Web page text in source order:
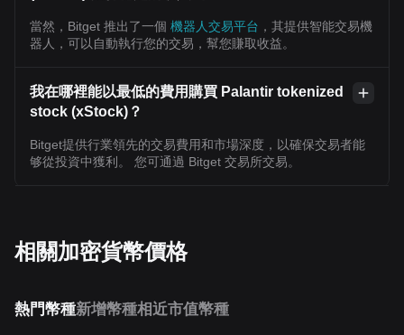
當然，Bitget 推出了一個 機器人交易平台 ，其提供智能交易機
器人，可以自動執行您的交易，幫您賺取收益。
我在哪裡能以最低的費用購買 Palantir tokenized
stock (xStock)？
Bitget提供行業領先的交易費用和市場深度，以確保交易者能
够從投資中獲利。 您可通過 Bitget 交易所交易。
相關加密貨幣價格
熱門幣種新增幣種相近市值幣種